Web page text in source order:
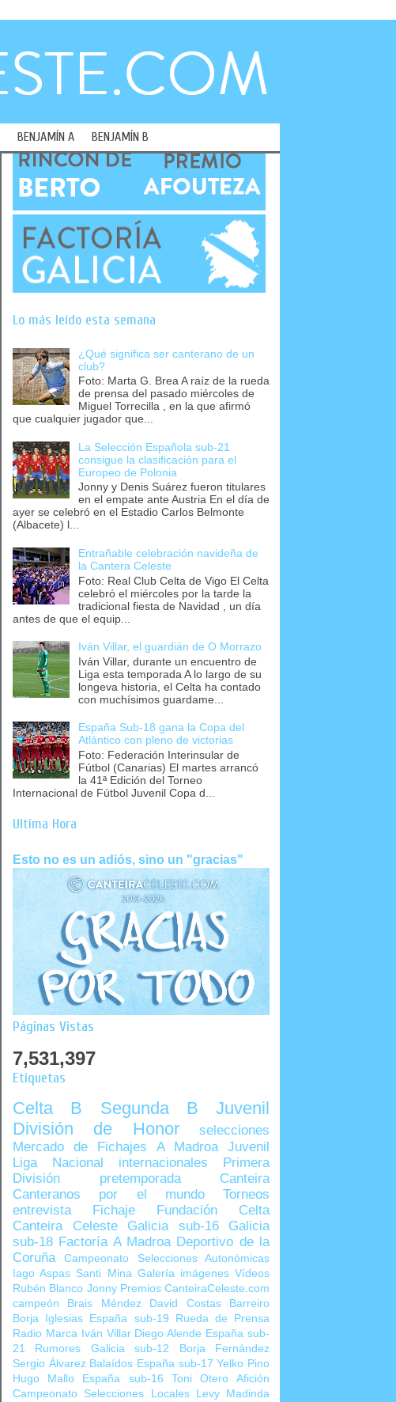
BENJAMÍN A BENJAMÍN B
Lo más leído esta semana
¿Qué significa ser canterano de un
club?
Foto: Marta G. Brea A raíz de la rueda
de prensa del pasado miércoles de
Miguel Torrecilla , en la que afirmó
que cualquier jugador que...
La Selección Española sub-21
consigue la clasificación para el
Europeo de Polonia
Jonny y Denis Suárez fueron titulares
en el empate ante Austria En el día de
ayer se celebró en el Estadio Carlos Belmonte
(Albacete) l...
Entrañable celebración navideña de
la Cantera Celeste
Foto: Real Club Celta de Vigo El Celta
celebró el miércoles por la tarde la
tradicional fiesta de Navidad , un día
antes de que el equip...
Iván Villar, el guardián de O Morrazo
Iván Villar, durante un encuentro de
Liga esta temporada A lo largo de su
longeva historia, el Celta ha contado
con muchísimos guardame...
España Sub-18 gana la Copa del
Atlántico con pleno de victorias
Foto: Federación Interinsular de
Fútbol (Canarias) El martes arrancó
la 41ª Edición del Torneo
Internacional de Fútbol Juvenil Copa d...
Última Hora
Esto no es un adiós, sino un "gracias"
Páginas Vistas
7,531,397
Etiquetas
Celta B Segunda B
Juvenil
División de Honor
selecciones
Mercado de Fichajes
A Madroa
Juvenil
Liga Nacional
internacionales
Primera
División
pretemporada
Canteira
Canteranos por el mundo
Torneos
entrevista
Fichaje
Fundación Celta
Canteira Celeste
Galicia sub-16
Galicia
sub-18 Factoría A Madroa Deportivo de la
Coruña
Campeonato Selecciones Autonómicas
Iago Aspas Santi Mina Galería imágenes Vídeos
Rubén Blanco Jonny Premios CanteiraCeleste.com
campeón
Brais Méndez David Costas
Barreiro
Borja Iglesias
España sub-19
Rueda de Prensa
Radio Marca
Iván Villar Diego Alende España sub-
21
Rumores Galicia sub-12
Borja Fernández
Sergio Álvarez Balaídos España sub-17 Yelko Pino
Hugo Mallo
España sub-16 Toni Otero
Afición
Campeonato Selecciones Locales
Levy Madinda